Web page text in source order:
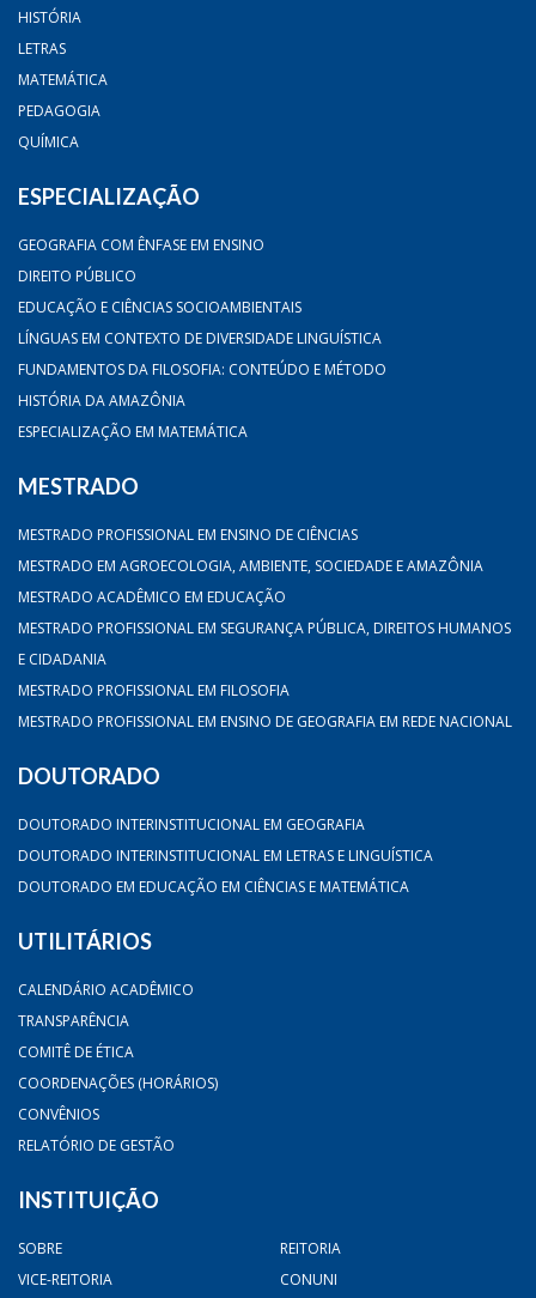
HISTÓRIA
LETRAS
MATEMÁTICA
PEDAGOGIA
QUÍMICA
ESPECIALIZAÇÃO
GEOGRAFIA COM ÊNFASE EM ENSINO
DIREITO PÚBLICO
EDUCAÇÃO E CIÊNCIAS SOCIOAMBIENTAIS
LÍNGUAS EM CONTEXTO DE DIVERSIDADE LINGUÍSTICA
FUNDAMENTOS DA FILOSOFIA: CONTEÚDO E MÉTODO
HISTÓRIA DA AMAZÔNIA
ESPECIALIZAÇÃO EM MATEMÁTICA
MESTRADO
MESTRADO PROFISSIONAL EM ENSINO DE CIÊNCIAS
MESTRADO EM AGROECOLOGIA, AMBIENTE, SOCIEDADE E AMAZÔNIA
MESTRADO ACADÊMICO EM EDUCAÇÃO
MESTRADO PROFISSIONAL EM SEGURANÇA PÚBLICA, DIREITOS HUMANOS
E CIDADANIA
MESTRADO PROFISSIONAL EM FILOSOFIA
MESTRADO PROFISSIONAL EM ENSINO DE GEOGRAFIA EM REDE NACIONAL
DOUTORADO
DOUTORADO INTERINSTITUCIONAL EM GEOGRAFIA
DOUTORADO INTERINSTITUCIONAL EM LETRAS E LINGUÍSTICA
DOUTORADO EM EDUCAÇÃO EM CIÊNCIAS E MATEMÁTICA
UTILITÁRIOS
CALENDÁRIO ACADÊMICO
TRANSPARÊNCIA
COMITÊ DE ÉTICA
COORDENAÇÕES (HORÁRIOS)
CONVÊNIOS
RELATÓRIO DE GESTÃO
INSTITUIÇÃO
SOBRE
REITORIA
VICE-REITORIA
CONUNI